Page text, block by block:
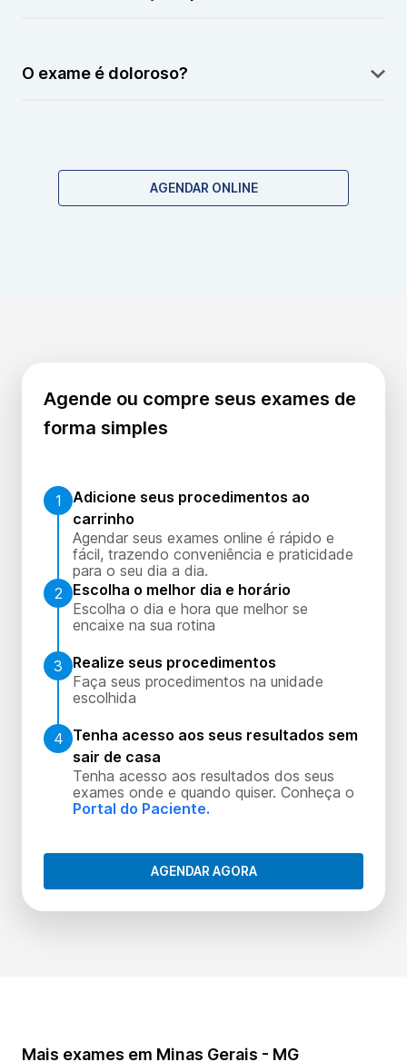
O exame é doloroso?
AGENDAR ONLINE
Agende ou compre seus exames de
forma simples
1
Adicione seus procedimentos ao
carrinho
Agendar seus exames online é rápido e
fácil, trazendo conveniência e praticidade
para o seu dia a dia.
2
Escolha o melhor dia e horário
Escolha o dia e hora que melhor se
encaixe na sua rotina
3
Realize seus procedimentos
Faça seus procedimentos na unidade
escolhida
4 Tenha acesso aos seus resultados sem
sair de casa
Tenha acesso aos resultados dos seus
exames onde e quando quiser. Conheça o
Portal do Paciente.
AGENDAR AGORA
Mais exames em Minas Gerais - MG